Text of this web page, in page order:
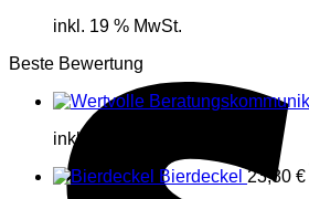
inkl. 19 % MwSt.
Beste Bewertung
inkl. 19 % MwSt.
Bierdeckel 23,80 €